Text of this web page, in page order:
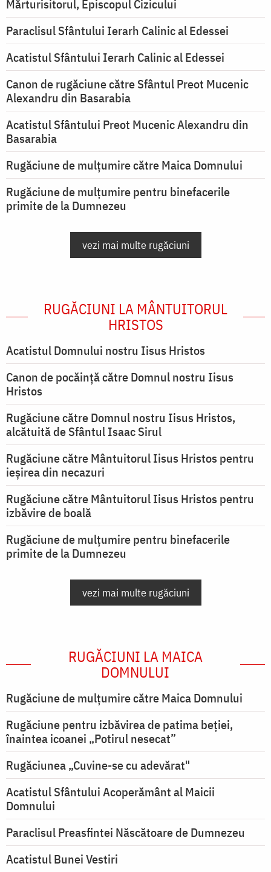
Mărturisitorul, Episcopul Cizicului
Paraclisul Sfântului Ierarh Calinic al Edessei
Acatistul Sfântului Ierarh Calinic al Edessei
Canon de rugăciune către Sfântul Preot Mucenic
Alexandru din Basarabia
Acatistul Sfântului Preot Mucenic Alexandru din
Basarabia
Rugăciune de mulţumire către Maica Domnului
Rugăciune de mulțumire pentru binefacerile
primite de la Dumnezeu
vezi mai multe rugăciuni
RUGĂCIUNI LA MÂNTUITORUL
HRISTOS
Acatistul Domnului nostru Iisus Hristos
Canon de pocăință către Domnul nostru Iisus
Hristos
Rugăciune către Domnul nostru Iisus Hristos,
alcătuită de Sfântul Isaac Sirul
Rugăciune către Mântuitorul Iisus Hristos pentru
ieşirea din necazuri
Rugăciune către Mântuitorul Iisus Hristos pentru
izbăvire de boală
Rugăciune de mulțumire pentru binefacerile
primite de la Dumnezeu
vezi mai multe rugăciuni
RUGĂCIUNI LA MAICA
DOMNULUI
Rugăciune de mulţumire către Maica Domnului
Rugăciune pentru izbăvirea de patima beției,
înaintea icoanei „Potirul nesecat”
Rugăciunea „Cuvine-se cu adevărat"
Acatistul Sfântului Acoperământ al Maicii
Domnului
Paraclisul Preasfintei Născătoare de Dumnezeu
Acatistul Bunei Vestiri